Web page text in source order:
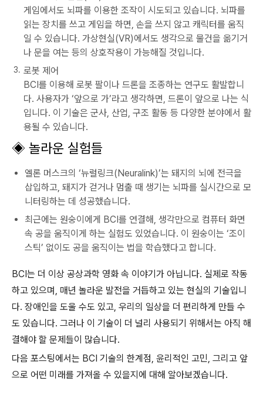
게임에서도 뇌파를 이용한 조작이 시도되고 있습니다. 뇌파를
읽는 장치를 쓰고 게임을 하면, 손을 쓰지 않고 캐릭터를 움직
일 수 있습니다. 가상현실(VR)에서도 생각으로 물건을 옮기거
나 문을 여는 등의 상호작용이 가능해질 것입니다.
로봇 제어
BCI를 이용해 로봇 팔이나 드론을 조종하는 연구도 활발합니
다. 사용자가 ‘앞으로 가’라고 생각하면, 드론이 앞으로 나는 식
입니다. 이 기술은 군사, 산업, 구조 활동 등 다양한 분야에서 활
용될 수 있습니다.
◈ 놀라운 실험들
엘론 머스크의 ‘뉴럴링크(Neuralink)’는 돼지의 뇌에 전극을
삽입하고, 돼지가 걷거나 멈출 때 생기는 뇌파를 실시간으로 모
니터링하는 데 성공했습니다.
최근에는 원숭이에게 BCI를 연결해, 생각만으로 컴퓨터 화면
속 공을 움직이게 하는 실험도 있었습니다. 이 원숭이는 ‘조이
스틱’ 없이도 공을 움직이는 법을 학습했다고 합니다.
BCI는 더 이상 공상과학 영화 속 이야기가 아닙니다. 실제로 작동
하고 있으며, 매년 놀라운 발전을 거듭하고 있는 현실의 기술입니
다. 장애인을 도울 수도 있고, 우리의 일상을 더 편리하게 만들 수
도 있습니다. 그러나 이 기술이 더 널리 사용되기 위해서는 아직 해
결해야 할 문제들이 많습니다.
다음 포스팅에서는 BCI 기술의 한계점, 윤리적인 고민, 그리고 앞
으로 어떤 미래를 가져올 수 있을지에 대해 알아보겠습니다.